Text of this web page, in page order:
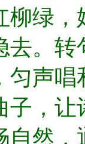
柳绿
去。
匀声
子，
自然